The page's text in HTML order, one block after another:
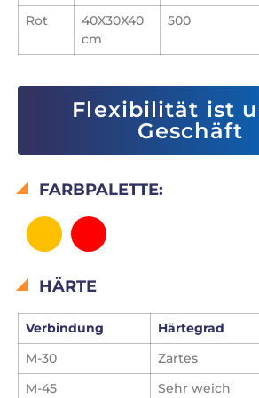
Rot
40X30X40
cm
500
Flexibilität ist
Geschäft
FARBPALETTE:
HÄRTE
Verbindung Härtegrad
M-30
Zartes
M-45
Sehr weich